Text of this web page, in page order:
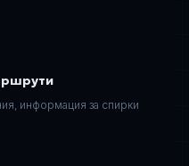
информация за спирки